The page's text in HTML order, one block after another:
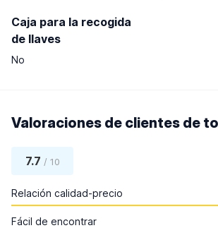
Caja para la recogida
de llaves
No
Valoraciones de clientes de
7.7 / 10
Relación calidad-precio
Fácil de encontrar